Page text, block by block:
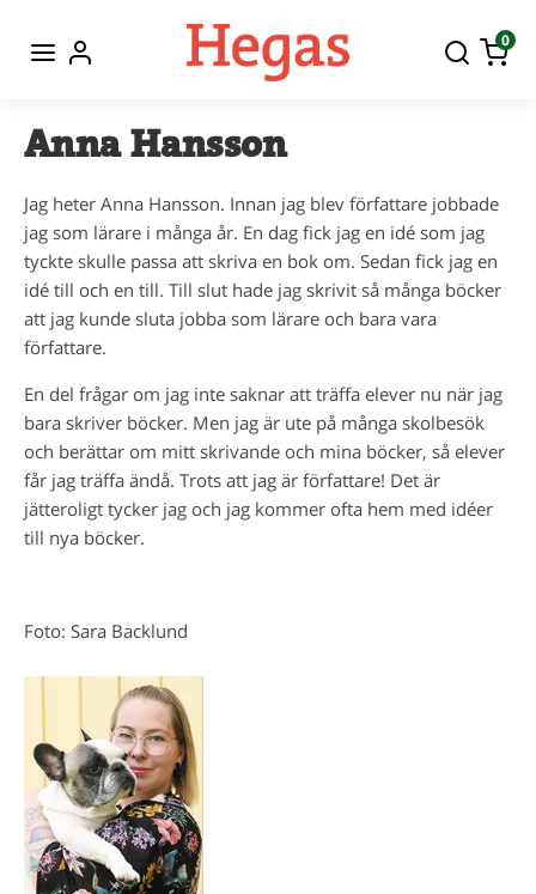
0
Anna Hansson
Jag heter Anna Hansson. Innan jag blev författare jobbade
jag som lärare i många år. En dag fick jag en idé som jag
tyckte skulle passa att skriva en bok om. Sedan fick jag en
idé till och en till. Till slut hade jag skrivit så många böcker
att jag kunde sluta jobba som lärare och bara vara
författare.
En del frågar om jag inte saknar att träffa elever nu när jag
bara skriver böcker. Men jag är ute på många skolbesök
och berättar om mitt skrivande och mina böcker, så elever
får jag träffa ändå. Trots att jag är författare! Det är
jätteroligt tycker jag och jag kommer ofta hem med idéer
till nya böcker.
Foto: Sara Backlund